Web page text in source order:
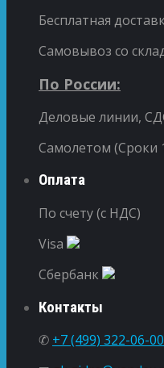
Бесплатная
Самовывоз со
По России:
Деловые линии,
Самолетом (Сроки
Оплата
По счету (с НДС)
Visa
Сбербанк
Контакты
✆ +7 (499) 322-06-00